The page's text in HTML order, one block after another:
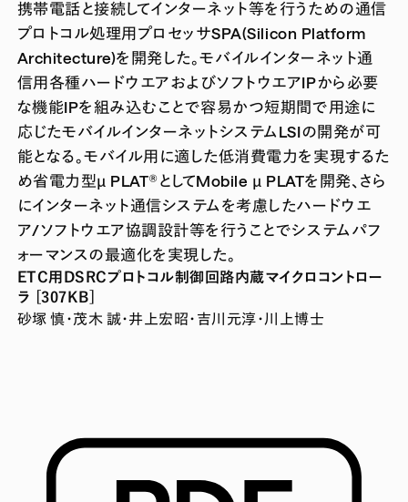
携帯電話と接続してインターネット等を行うための通信
プロトコル処理用プロセッサSPA(Silicon Platform
Architecture)を開発した。モバイルインターネット通
信用各種ハードウエアおよびソフトウエアIPから必要
な機能IPを組み込むことで容易かつ短期間で用途に
応じたモバイルインターネットシステムLSIの開発が可
能となる。モバイル用に適した低消費電力を実現するた
め省電力型µ PLAT®としてMobile µ PLATを開発、さら
にインターネット通信システムを考慮したハードウエ
ア/ソフトウエア協調設計等を行うことでシステムパフ
ォーマンスの最適化を実現した。
ETC用DSRCプロトコル制御回路内蔵マイクロコントロー
ラ [307KB]
砂塚 慎・茂木 誠・井上宏昭・吉川元淳・川上博士